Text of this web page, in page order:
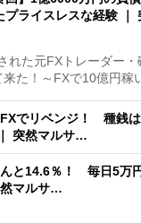
プライスレスな経験
た元FXトレーダー・
来た！～FXで10億円稼
FXでリベンジ！ 種銭
突然マルサ…
んと14.6％！ 毎日5万
然マルサ…